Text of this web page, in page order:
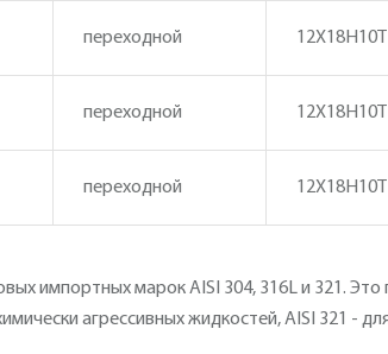
переходной 12Х18Н10Т
переходной 12Х18Н10Т
переходной 12Х18Н10Т
импортных марок AISI 304, 316L и 321.
агрессивных жидкостей, AISI 321 -